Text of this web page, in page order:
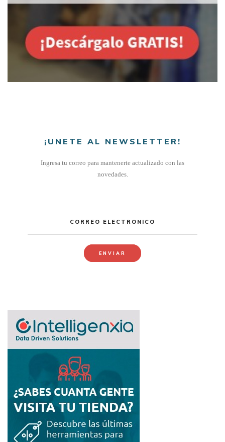
¡UNETE AL NEWSLETTER!
Ingresa tu correo para mantenerte actualizado con las
novedades.
CORREO ELECTRONICO
ENVIAR